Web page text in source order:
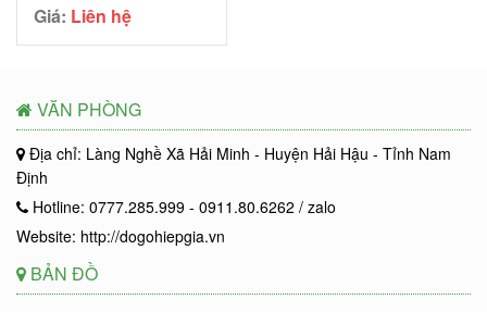
Giá: Liên hệ
VĂN PHÒNG
Địa chỉ: Làng Nghề Xã Hải Minh - Huyện Hải Hậu - Tỉnh Nam
Định
Hotline: 0777.285.999 - 0911.80.6262 / zalo
Website: http://dogohiepgia.vn
BẢN ĐỒ